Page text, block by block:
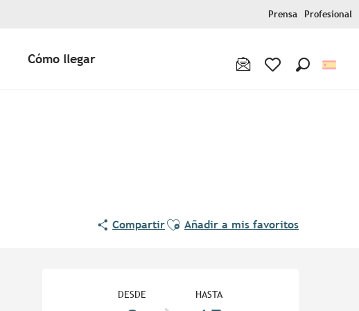
Prensa Profesional
Cómo llegar
CompartirAjouter aux favoris
Añadir a mis favoritos
DESDE HASTA